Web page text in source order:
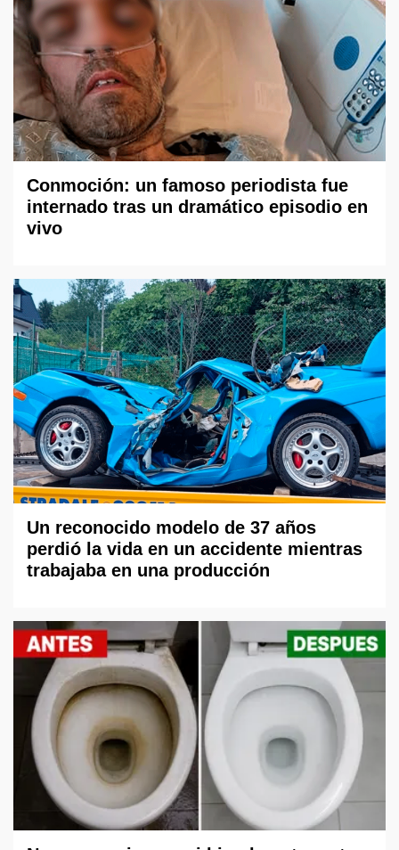
Conmoción: un famoso periodista fue
internado tras un dramático episodio en
vivo
Un reconocido modelo de 37 años
perdió la vida en un accidente mientras
trabajaba en una producción